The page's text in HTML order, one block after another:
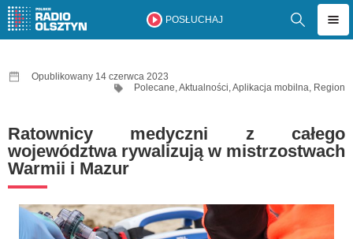
POSŁUCHAJ
Opublikowany 14 czerwca 2023
Polecane,Aktualności,Aplikacja mobilna, Region
Ratownicy medyczni z całego
województwa rywalizują w mistrzostwach
Warmii i Mazur